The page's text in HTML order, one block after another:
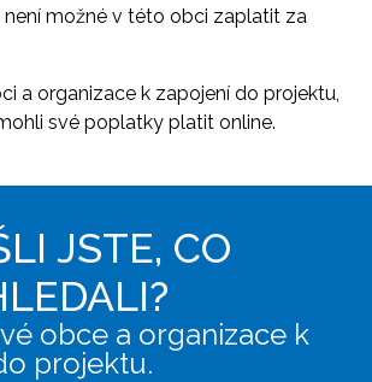
možné v této obci zaplatit za
a organizace k zapojení do projektu,
své poplatky platit online.
JSTE, CO
obce a organizace k
projektu.